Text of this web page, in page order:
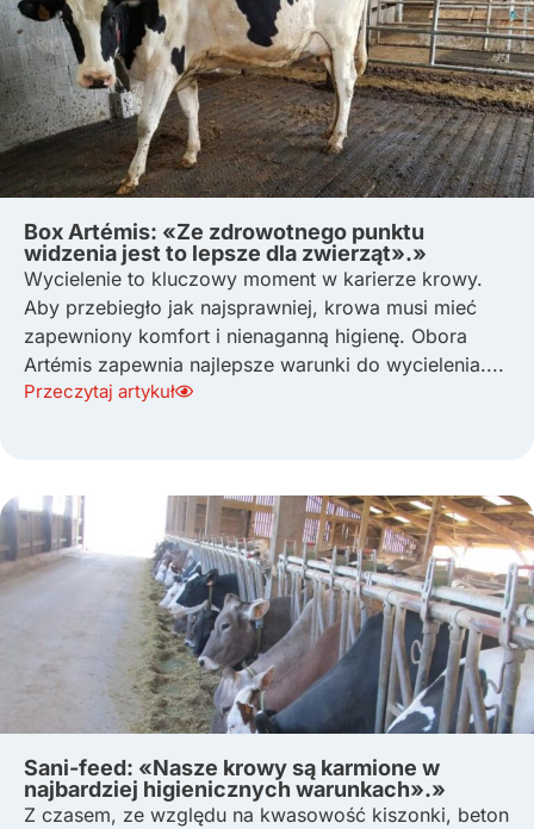
Box Artémis: «Ze zdrowotnego punktu
widzenia jest to lepsze dla zwierząt».»
Wycielenie to kluczowy moment w karierze krowy.
Aby przebiegło jak najsprawniej, krowa musi mieć
zapewniony komfort i nienaganną higienę. Obora
Artémis zapewnia najlepsze warunki do wycielenia....
Przeczytaj artykuł
Sani-feed: «Nasze krowy są karmione w
najbardziej higienicznych warunkach».»
Z czasem, ze względu na kwasowość kiszonki, beton